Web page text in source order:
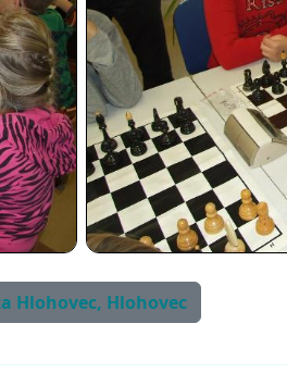
Hlohovec, Hlohovec